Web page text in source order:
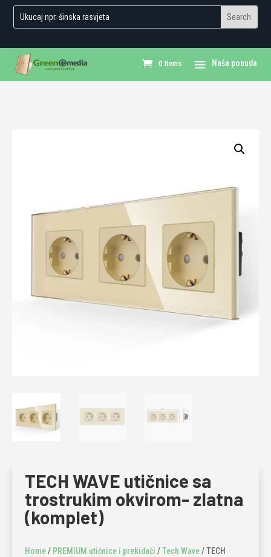
0 Items
TECH WAVE utičnice sa
trostrukim okvirom- zlatna
(komplet)
Home/ PREMIUM utičnice i prekidači /Tech Wave/ TECH